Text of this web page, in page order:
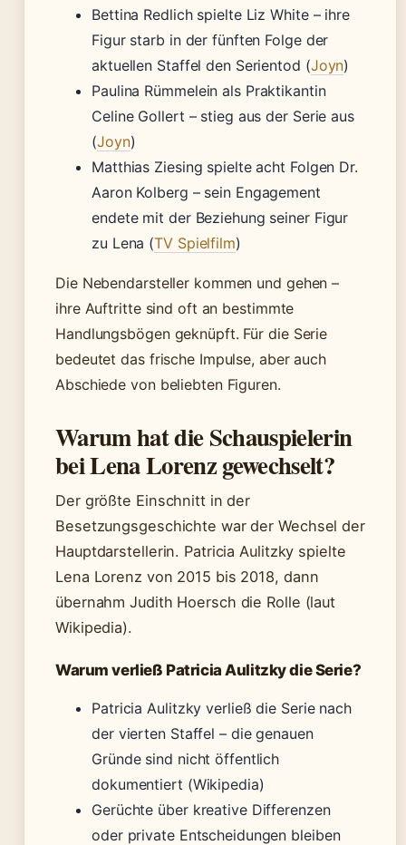
Bettina Redlich spielte Liz White – ihre
Figur starb in der fünften Folge der
aktuellen Staffel den Serientod (Joyn)
Paulina Rümmelein als Praktikantin
Celine Gollert – stieg aus der Serie aus
(Joyn)
Matthias Ziesing spielte acht Folgen Dr.
Aaron Kolberg – sein Engagement
endete mit der Beziehung seiner Figur
zu Lena (TV Spielfilm)
Die Nebendarsteller kommen und gehen –
ihre Auftritte sind oft an bestimmte
Handlungsbögen geknüpft. Für die Serie
bedeutet das frische Impulse, aber auch
Abschiede von beliebten Figuren.
Warum hat die Schauspielerin
bei Lena Lorenz gewechselt?
Der größte Einschnitt in der
Besetzungsgeschichte war der Wechsel der
Hauptdarstellerin. Patricia Aulitzky spielte
Lena Lorenz von 2015 bis 2018, dann
übernahm Judith Hoersch die Rolle (laut
Wikipedia).
Warum verließ Patricia Aulitzky die Serie?
Patricia Aulitzky verließ die Serie nach
der vierten Staffel – die genauen
Gründe sind nicht öffentlich
dokumentiert (Wikipedia)
Gerüchte über kreative Differenzen
oder private Entscheidungen bleiben